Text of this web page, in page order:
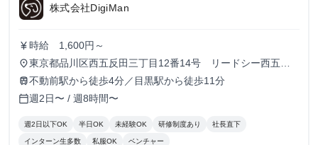
株式会社DigiMan
currency_yen 時給 1,600円～
place東京都品川区西五反田三丁目12番14号 リードシー西五反
田ビル7-8階（受付8階）
train不動前駅から徒歩4分／目黒駅から徒歩11分
calendar_today週2日〜 / 週8時間〜
週2日以下OK 半日OK 未経験OK 研修制度あり 社長直下
インターン生多数 私服OK ベンチャー